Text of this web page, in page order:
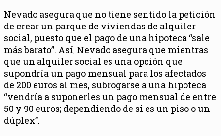
Nevado asegura que no tiene sentido la petición
de crear un parque de viviendas de alquiler
social, puesto que el pago de una hipoteca “sale
más barato”. Así, Nevado asegura que mientras
que un alquiler social es una opción que
supondría un pago mensual para los afectados
de 200 euros al mes, subrogarse a una hipoteca
“vendría a suponerles un pago mensual de entre
50 y 90 euros; dependiendo de si es un piso o un
dúplex”.